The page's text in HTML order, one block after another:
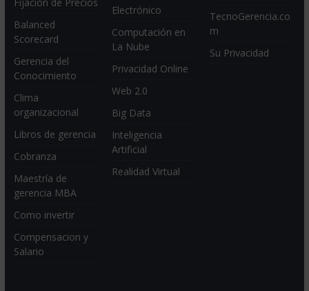
Balanced
Scorecard
Gerencia del
Conocimiento
Clima
organizacional
Libros de gerencia
Cobranza
Maestría de
gerencia MBA
Como invertir
Compensacion y
Salario
Electrónico
Computación en
La Nube
Privacidad Online
Web 2.0
Big Data
Inteligencia
Artificial
Realidad Virtual
TecnoGerencia.co
m
Su Privacidad